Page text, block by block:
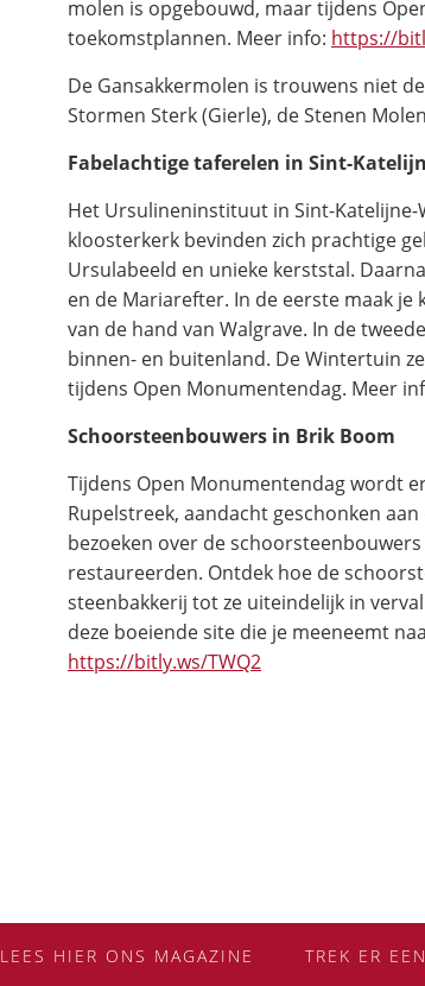
molen is opgebouwd, maar tijdens
toekomstplannen. Meer info: https://
De Gansakkermolen is trouwens niet
Stormen Sterk (Gierle), de Stenen
Fabelachtige taferelen in Sint-
Het Ursulineninstituut in Sint-
kloosterkerk bevinden zich prachtige
Ursulabeeld en unieke kerststal.
en de Mariarefter. In de eerste maak je
van de hand van Walgrave. In de
binnen- en buitenland. De Wintertuin
tijdens Open Monumentendag. Meer
Schoorsteenbouwers in Brik Boom
Tijdens Open Monumentendag wordt
Rupelstreek, aandacht geschonken
bezoeken over de
restaureerden. Ontdek hoe de
steenbakkerij tot ze uiteindelijk in
deze boeiende site die je meeneemt
https://bitly.ws/TWQ2
LEES HIER ONS MAGAZINE TREK ER